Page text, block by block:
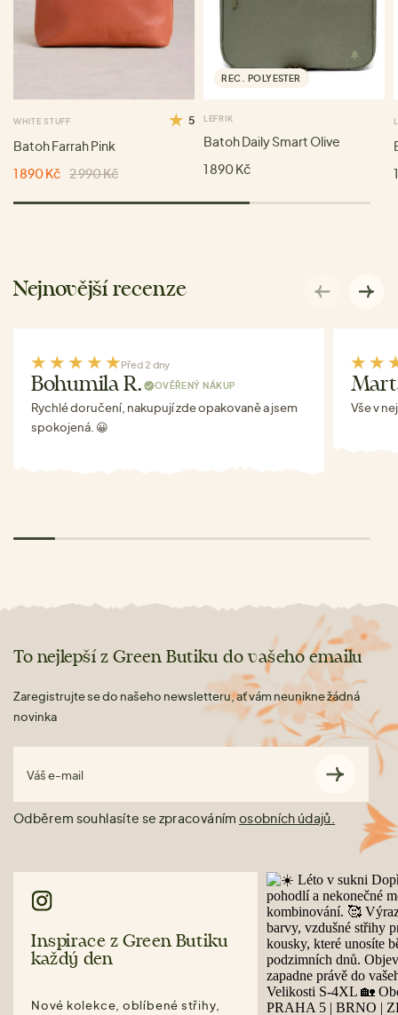
WHITE STUFF 5
Batoh Farrah Pink
1 890 Kč 2 990 Kč
REC. POLYESTER
LEFRIK
Batoh Daily Smart Olive
1 890 Kč
Nejnovější recenze
Před 2 dny
Bohumila R. OVĚŘENÝ NÁKUP
Rychlé doručení, nakupují zde opakovaně a jsem
spokojená. 😀
Vše v
To nejlepší z Green Butiku do vašeho emailu
Zaregistrujte se do našeho newsletteru, ať vám neunikne žádná
novinka
Váš e-mail
Odběrem souhlasíte se zpracováním osobních údajů.
Inspirace z Green Butiku
každý den
Nové kolekce, oblíbené střihy,